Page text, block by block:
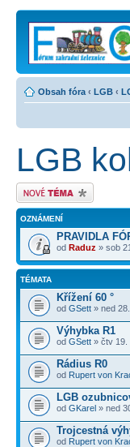
Obsah fóra ‹ LGB ‹
LGB
Odeslat nové téma
OZNÁMENÍ
PRAVIDLA
od Raduz » sob
TÉMATA
Křížení 60 °
od GSett » ned
Výhybka R1
od GSett » čtv 19.
Rádius R0
od Rupert von
LGB
od GKarel » ned
Trojcestná
od Rupert von